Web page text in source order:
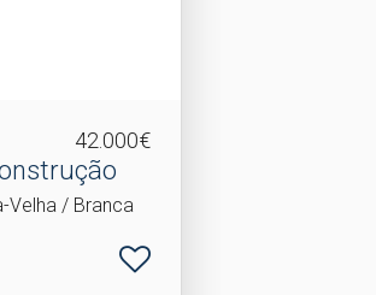
42.000€
Velha / Branca